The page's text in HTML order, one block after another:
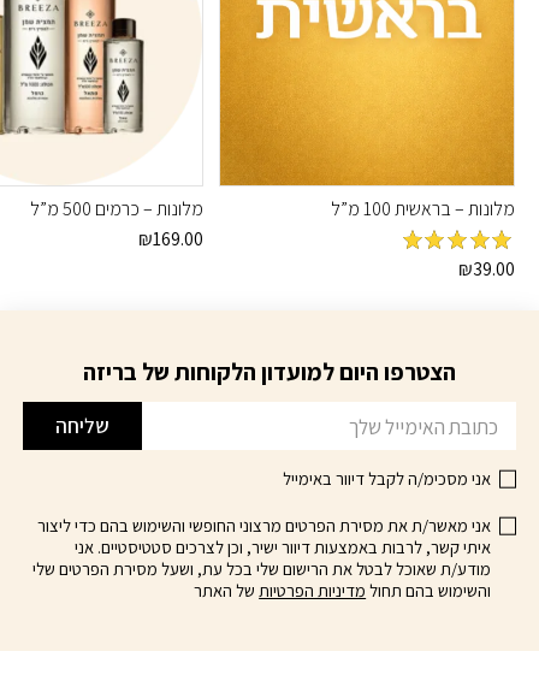
מלונות – בראשית 100 מ”ל
מדורג5
₪39.00
מלונות – כרמים 500 מ”ל
₪169.00
הצטרפו היום למועדון הלקוחות של בריזה
שליחה
אני מסכימ/ה לקבל דיוור באימייל
אני מאשר/ת את מסירת הפרטים מרצוני החופשי והשימוש בהם כדי ליצור
איתי קשר, לרבות באמצעות דיוור ישיר, וכן לצרכים סטטיסטיים. אני
מודע/ת שאוכל לבטל את הרישום שלי בכל עת, ושעל מסירת הפרטים שלי
והשימוש בהם תחול מדיניות הפרטיותשל האתר